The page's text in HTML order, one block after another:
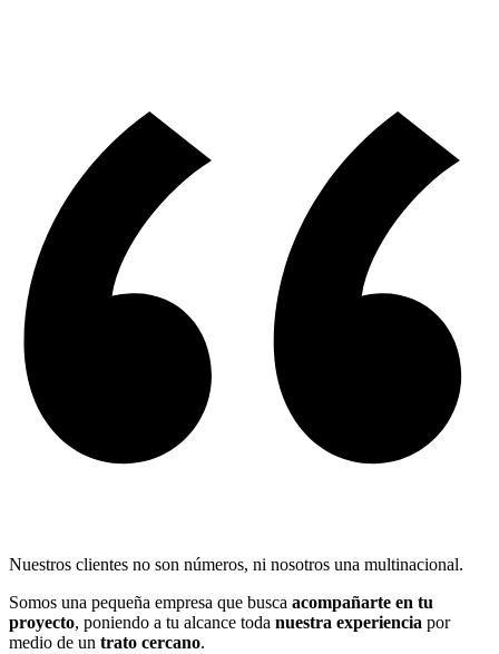
Nuestros clientes no son números, ni nosotros una multinacional.
Somos una pequeña empresa que busca acompañarte en tu
proyecto, poniendo a tu alcance toda nuestra experiencia por
medio de un trato cercano.